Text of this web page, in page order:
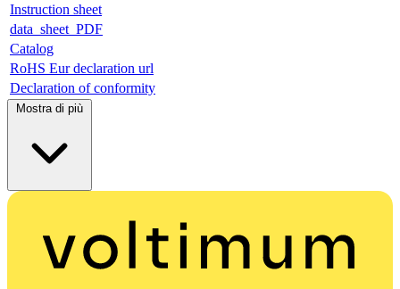
Instruction sheet
data_sheet_PDF
Catalog
RoHS Eur declaration url
Declaration of conformity
Mostra di più